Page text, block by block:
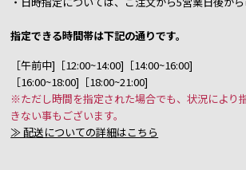
指定できる時間帯は下記の通りです。
［午前中]［12:00~14:00]［14:00~16:00]
［16:00~18:00]［18:00~21:00]
※ただし時間を指定された場合でも、状況により
きない事もございます。
≫ 配送についての詳細はこちら